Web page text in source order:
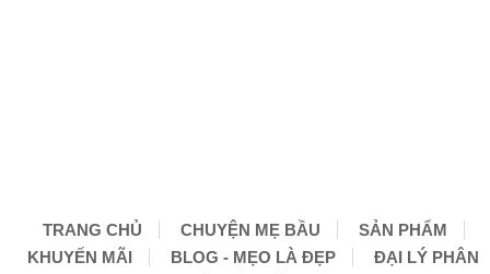
TRANG CHỦ CHUYỆN MẸ BẦU
SẢN PHẨM
KHUYẾN MÃI
BLOG - MẸO LÀ ĐẸP
ĐẠI LÝ PHÂN